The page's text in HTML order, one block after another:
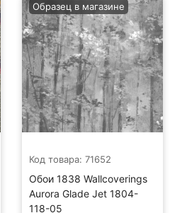
Код товара: 71652
Обои 1838 Wallcoverings
Aurora Glade Jet 1804-
118-05
Образец в магазине